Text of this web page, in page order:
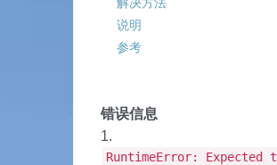
说明
参考
错误信息
RuntimeError: